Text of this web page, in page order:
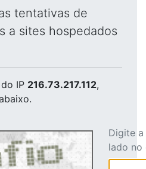
tentativas de
a sites hospedados
do IP 216.73.217.112,
Digite
lado no